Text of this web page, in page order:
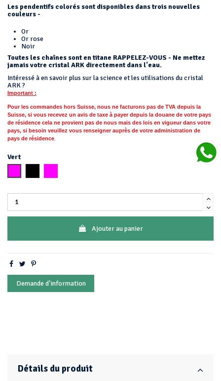
Les pendentifs colorés sont disponibles dans trois nouvelles
couleurs -
Or
Or rose
Noir
Toutes les chaînes sont en titane RAPPELEZ-VOUS - Ne mettez
jamais votre cristal ARK directement dans l'eau.
Intéressé à en savoir plus sur la science et les utilisations du cristal
ARK ?
Important :
Pour les commandes hors Suisse, nous ne facturons pas de TVA depuis la
Suisse, si vous recevez un avis de taxe à payer depuis la douane de votre pays
de résidence cela ne provient pas de nous mais des lois en vigueur dans votre
pays, si besoin veuillez vous renseigner auprès de votre administration de
pays de résidence
Vert
Ajouter au panier
Demande d'information
Détails du produit